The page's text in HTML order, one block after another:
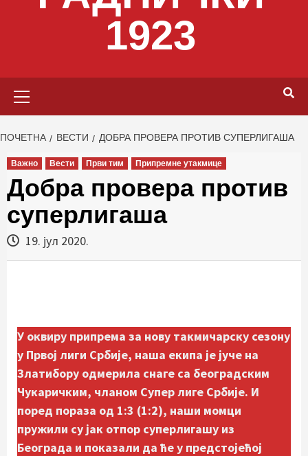
1923
ПОЧЕТНА ВЕСТИ ДОБРА ПРОВЕРА ПРОТИВ СУПЕРЛИГАША
Важно Вести Први тим Припремне утакмице
Добра провера против
суперлигаша
19. јул 2020.
У оквиру припрема за нову такмичарску сезону
у Првој лиги Србије, наша екипа је јуче на
Златибору одмерила снаге са београдским
Чукаричким, чланом Супер лиге Србије. И
поред пораза од 1:3 (1:2), наши момци
пружили су јак отпор суперлигашу из
Београда и показали да ће у предстојећој